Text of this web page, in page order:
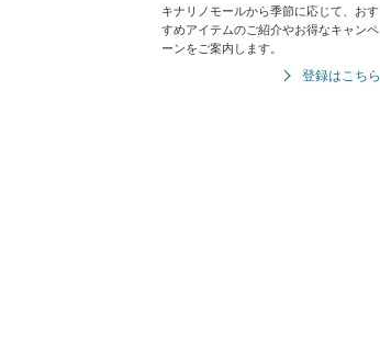
キナリノモールから季節に応じて、おす
すめアイテムのご紹介やお得なキャンペ
ーンをご案内します。
登録はこちら